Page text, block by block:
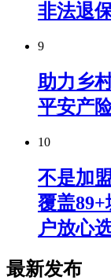
非法退
9
助力乡
平安产
10
不是加
覆盖
户放心
最新发布